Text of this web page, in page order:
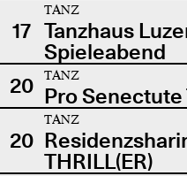
17
TANZ
Tanzhaus
Spieleabend
20
TANZ
Pro
20
TANZ
THRILL(ER)